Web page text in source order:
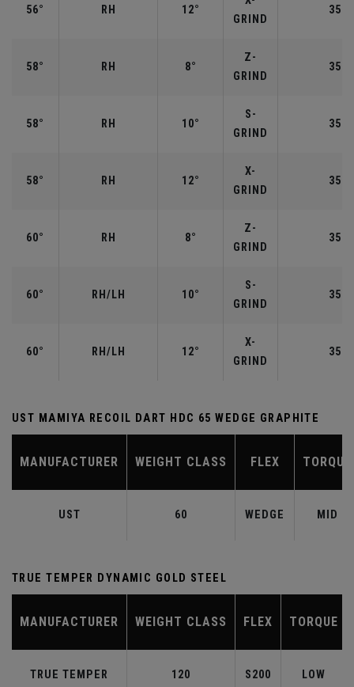
56° RH 12°
GRIND
58° RH 8°
Z-
GRIND
58° RH 10°
S-
GRIND
58° RH 12°
X-
GRIND
60° RH 8°
Z-
GRIND
60° RH/LH 10°
S-
GRIND
60° RH/LH 12°
X-
GRIND
UST MAMIYA RECOIL DART HDC 65 WEDGE GRAPHITE
MANUFACTURER WEIGHT CLASS FLEX TORQUE
UST 60 WEDGE MID
TRUE TEMPER DYNAMIC GOLD STEEL
MANUFACTURER WEIGHT CLASS FLEX TORQUE
TRUE TEMPER 120 S200 LOW